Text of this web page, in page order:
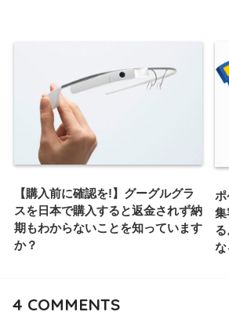
【購入前に確認を!】グーグルグラ
スを日本で購入すると返金されず納
期もわからないことを知っています
か？
ポ
集
な
4 COMMENTS